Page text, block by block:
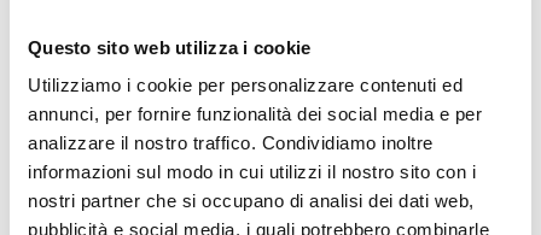
Questo sito web utilizza i cookie
Utilizziamo i cookie per personalizzare contenuti ed
annunci, per fornire funzionalità dei social media e per
analizzare il nostro traffico. Condividiamo inoltre
informazioni sul modo in cui utilizzi il nostro sito con i
nostri partner che si occupano di analisi dei dati web,
pubblicità e social media, i quali potrebbero combinarle